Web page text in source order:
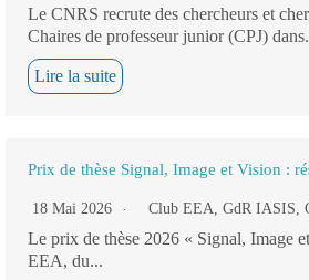
Le CNRS recrute des chercheurs et
Chaires de professeur junior (CPJ)
Lire la suite
Prix de thèse Signal, Image et Vision :
18 Mai 2026 Club EEA, GdR IASIS,
Le prix de thèse 2026 « Signal, Image
EEA, du...